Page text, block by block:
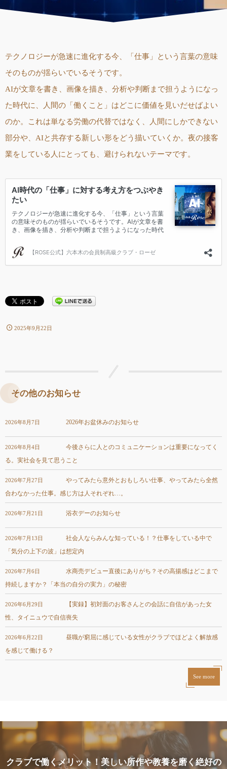
テクノロジーが急速に進化する今、「仕事」という言葉の意味
そのものが揺らいでいるそうです。
AIが文章を書き、画像を描き、分析や判断まで担うようになっ
た時代に、人間の「働くこと」はどこに価値を見いだせばよい
のか。これは単なる労働の代替ではなく、人間にしかできない
部分や、AIと共存する新しい形をどう描いていくか。夜の接客
業をしている人にとっても、避けられないテーマです。
2025年9月22日
その他のお知らせ
2026年8月7日 2026年お盆休みのお知らせ
2026年8月4日
今後さらに人とのコミュニケーションは重要になってく
る。実社会を見て思うこと
2026年7月27日
やってみたら意外とおもしろい仕事、やってみたら全然
合わなかった仕事。感じ方は人それぞれ…。
2026年7月21日 浴衣デーのお知らせ
2026年7月13日
社会人ならみんな知っている！？仕事をしている中で
「気分の上下の波」は想定内
2026年7月6日
水商売デビュー直後にありがち？その高揚感はどこまで
持続しますか？「本当の自分の実力」の秘密
2026年6月29日
【実録】初対面のお客さんとの会話に自信があった女
性、タイニュウで自信喪失
2026年6月22日
昼職が窮屈に感じている女性がクラブでほどよく解放感
を感じて働ける？
See more
クラブで働くメリット！美しい所作や教養を磨く絶好の